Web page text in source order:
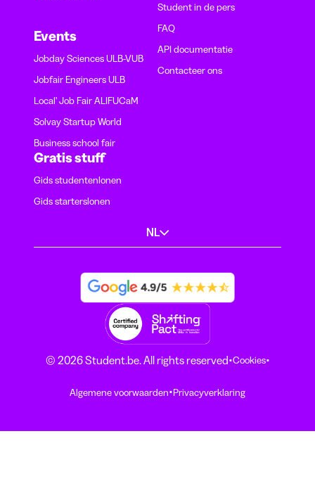
Events
Jobday Sciences ULB-VUB
Jobfair Engineers ULB
Local' Job Fair ALIFUCaM
Solvay Startup World
Business school fair
Student in de pers
FAQ
API documentatie
Contacteer ons
Gratis stuff
Gids studentenlonen
Gids starterslonen
NL
© 2026 Student.be. All rights reserved·Cookies·
Algemene voorwaarden·Privacyverklaring